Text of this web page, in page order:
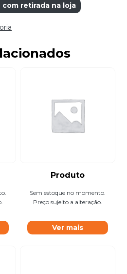
retirada na loja
Produto
Sem estoque no momento.
Preço sujeito a alteração.
Ver mais